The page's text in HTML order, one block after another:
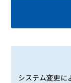
システム変更に